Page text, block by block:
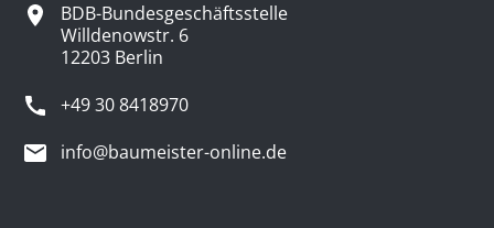
BDB-Bundesgeschäftsstelle
Willdenowstr. 6
12203 Berlin
+49 30 8418970
info@baumeister-online.de